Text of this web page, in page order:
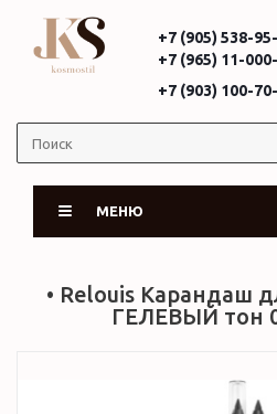
+7 (905) 538-
+7 (965) 11-
+7 (903) 100-
МЕНЮ
• Relouis Карандаш
ГЕЛЕВЫЙ тон